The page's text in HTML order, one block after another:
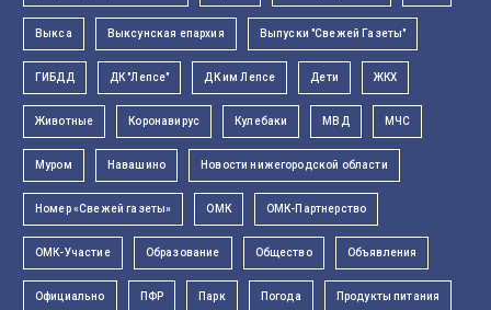
Выкса Выксунская епархия Выпуски "Свежей Газеты"
ГИБДД ДК "Лепсе" ДК им Лепсе Дети ЖКХ
Животные Коронавирус Кулебаки МВД МЧС
Муром Навашино Новости нижегородской области
Номер «Свежей газеты» ОМК ОМК-Партнерство
ОМК-Участие Образование Общество Объявления
Официально ПФР Парк Погода Продукты питания